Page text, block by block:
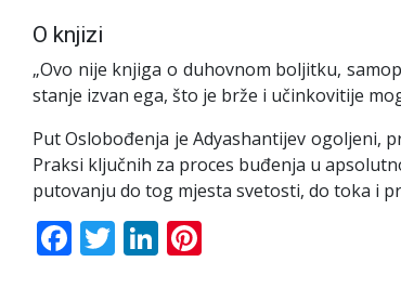
O knjizi
„Ovo nije knjiga o duhovnom boljitku,
stanje izvan ega, što je brže i učinkovitije
Put Oslobođenja je Adyashantijev ogoljeni,
Praksi ključnih za proces buđenja u
putovanju do tog mjesta svetosti, do toka i
Facebook
TwitterLinkedIn